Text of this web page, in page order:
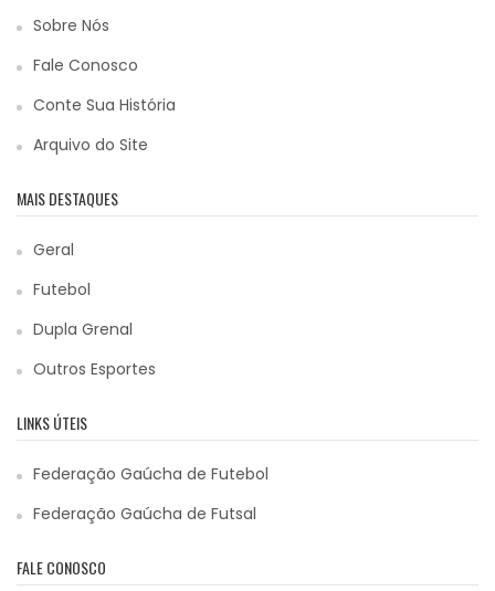
Sobre Nós
Fale Conosco
Conte Sua História
Arquivo do Site
MAIS DESTAQUES
Geral
Futebol
Dupla Grenal
Outros Esportes
LINKS ÚTEIS
Federação Gaúcha de Futebol
Federação Gaúcha de Futsal
FALE CONOSCO